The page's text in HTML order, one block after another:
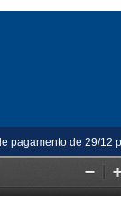
pagamento de 29/12